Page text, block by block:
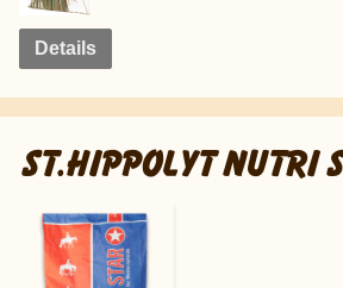
Details
ST.HIPPOLYT NUTRI